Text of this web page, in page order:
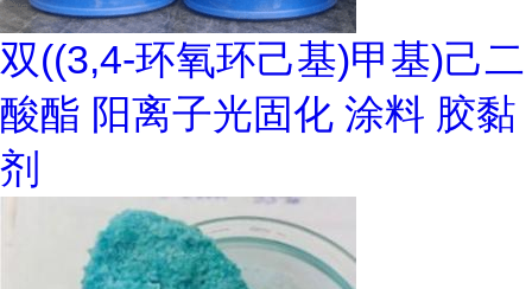
双((3,4-环氧环己基)甲基)己二
酸酯 阳离子光固化 涂料 胶黏
剂